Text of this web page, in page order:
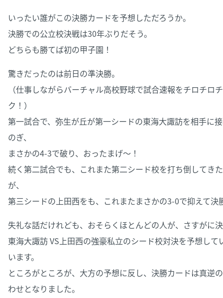
いったい誰がこの決勝カードを予想しただろうか。
決勝での公立校決戦は30年ぶりだそう。
どちらも勝てば初の甲子園！
驚きだったのは前日の準決勝。
（仕事しながらバーチャル高校野球で試合速報をチロチロ
ク！）
第一試合で、弥生が丘が第一シードの東海大諏訪を相手に
のぎ、
まさかの4-3で破り、おったまげ～！
続く第二試合でも、これまた第二シード校を打ち倒してき
が、
第三シードの上田西をも、これまたまさかの3-0で抑えて決
失礼な話だけれども、おそらくほとんどの人が、さすがに
東海大諏訪 VS上田西の強豪私立のシード校対決を予想して
います。
ところがところが、大方の予想に反し、決勝カードは真逆
わせとなりました。